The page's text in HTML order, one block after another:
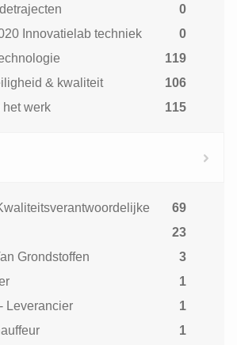
0
Innovatielab techniek
0
119
& kwaliteit
106
het werk
115
69
23
Grondstoffen
3
1
- Leverancier
1
1